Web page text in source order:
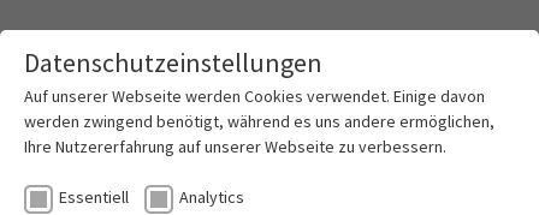
Aktuelles aus dem Schulleben
Datenschutzeinstellungen
Auf unserer Webseite werden Cookies verwendet. Einige davon
werden zwingend benötigt, während es uns andere ermöglichen,
Ihre Nutzererfahrung auf unserer Webseite zu verbessern.
Essentiell Analytics